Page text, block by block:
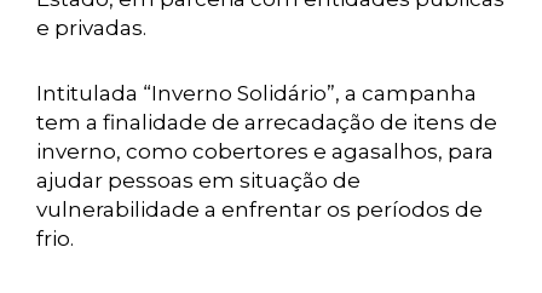
e privadas.
Intitulada “Inverno Solidário”, a campanha
tem a finalidade de arrecadação de itens de
inverno, como cobertores e agasalhos, para
ajudar pessoas em situação de
vulnerabilidade a enfrentar os períodos de
frio.